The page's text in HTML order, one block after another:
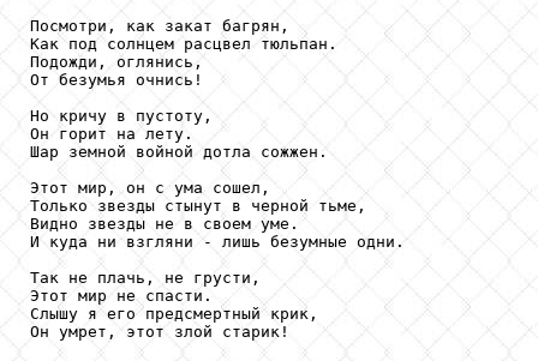
Посмотри, как закат багрян,
Как под солнцем расцвел тюльпан.
Подожди, оглянись,
От безумья очнись!
Но кричу в пустоту,
Он горит на лету.
Шар земной войной дотла сожжен.
Этот мир, он с ума сошел,
Только звезды стынут в черной тьме,
Видно звезды не в своем уме.
И куда ни взгляни - лишь безумные одни.
Так не плачь, не грусти,
Этот мир не спасти.
Слышу я его предсмертный крик,
Он умрет, этот злой старик!